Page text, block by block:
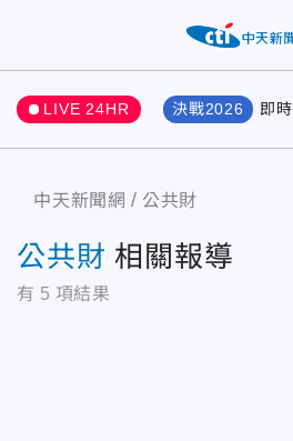
LIVE 24HR 決戰2026 即時
中天新聞網 公共財
公共財 相關報導
有 5 項結果